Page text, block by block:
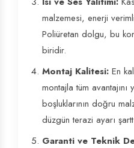
malzemesi, enerji
Poliüretan dolgu, bu
biridir.
Montaj Kalitesi: En
montajla tüm
boşluklarının doğru
düzgün terazi ayarı
Garanti ve Teknik